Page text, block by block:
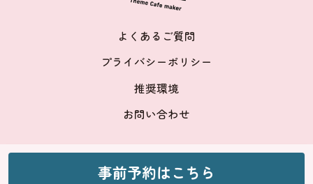
よくあるご質問
プライバシーポリシー
推奨環境
お問い合わせ
事前予約はこちら